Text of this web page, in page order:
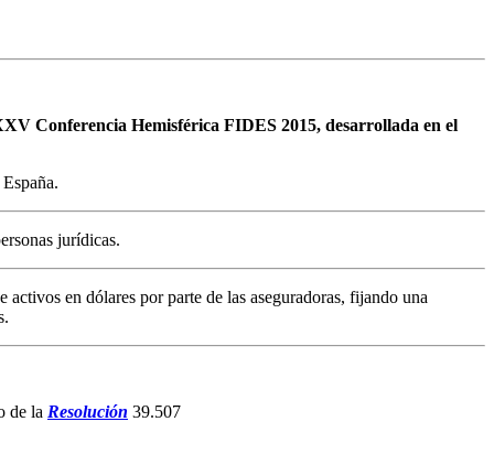
Conferencia Hemisférica FIDES 2015, desarrollada en el
jurídicas.
activos en dólares por parte de las aseguradoras, fijando una
de la Resolución 39.507